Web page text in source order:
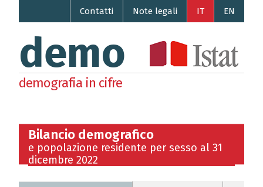
EN
IT
Note legali
Contatti
demo
demografia in cifre
Bilancio demografico
e popolazione residente per sesso al 31
dicembre 2022